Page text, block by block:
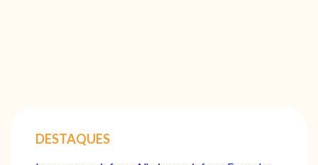
DESTAQUES